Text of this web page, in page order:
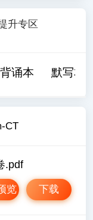
升专区
背诵本 默写本
CT
.pdf
下载
览